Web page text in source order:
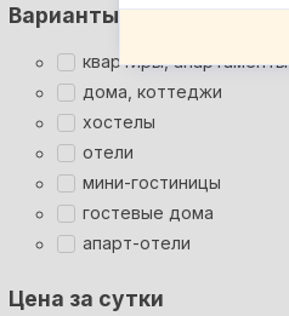
Варианты размещения
квартиры, апартаменты
дома, коттеджи
хостелы
отели
мини-гостиницы
гостевые дома
апарт-отели
Цена за сутки